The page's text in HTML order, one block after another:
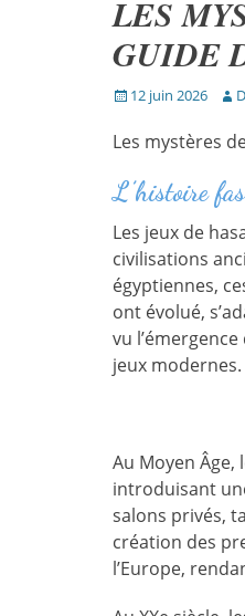
LES
GUIDE
Publié12 juin 2026
Les mystères
L’histoire
Les jeux de
civilisations
égyptiennes,
ont évolué,
vu
jeux
Au Moyen
introduisant
salons privés,
création des
l’Europe,